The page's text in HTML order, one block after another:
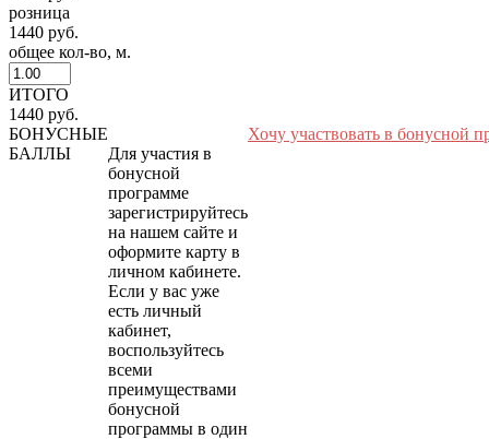
розница
1440 руб.
общее кол-во, м.
ИТОГО
1440 руб.
БОНУСНЫЕ
БАЛЛЫ
Для участия в
бонусной
программе
зарегистрируйтесь
на нашем сайте и
оформите карту в
личном кабинете.
Если у вас уже
есть личный
кабинет,
воспользуйтесь
всеми
преимуществами
бонусной
программы в один
Хочу участвовать в бонусной